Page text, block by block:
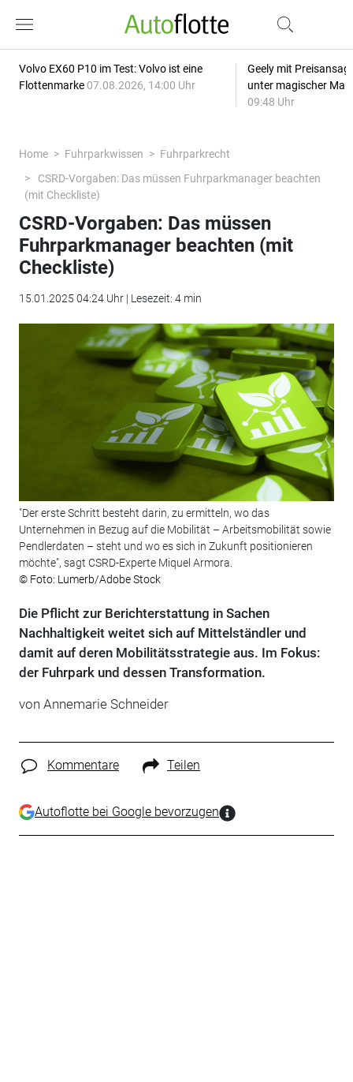
Volvo EX60 P10 im Test: Volvo ist eine
Flottenmarke 07.08.2026, 14:00 Uhr
Geely mit
unter magischer
09:48 Uhr
Home Fuhrparkwissen
Fuhrparkrecht
CSRD-Vorgaben: Das müssen Fuhrparkmanager beachten
(mit Checkliste)
CSRD-Vorgaben: Das müssen
Fuhrparkmanager beachten (mit
Checkliste)
15.01.2025 04:24 Uhr | Lesezeit: 4 min
"Der erste Schritt besteht darin, zu ermitteln, wo das
Unternehmen in Bezug auf die Mobilität – Arbeitsmobilität sowie
Pendlerdaten – steht und wo es sich in Zukunft positionieren
möchte", sagt CSRD-Experte Miquel Armora.
© Foto: Lumerb/Adobe Stock
Die Pflicht zur Berichterstattung in Sachen
Nachhaltigkeit weitet sich auf Mittelständler und
damit auf deren Mobilitätsstrategie aus. Im Fokus:
der Fuhrpark und dessen Transformation.
von Annemarie Schneider
Kommentare Teilen
Autoflotte bei Google bevorzugen